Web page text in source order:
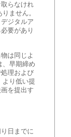
らなけれ
ません。
ジタルア
要があり
は同じよ
、早期締め
理および
より低い提
を提出す
日までに